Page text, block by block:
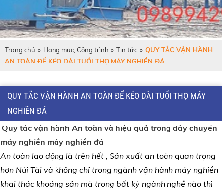
Trang chủ » Hạng mục, Công trình » Tin tức » QUY TẮC VẬN HÀNH
AN TOÀN ĐỂ KÉO DÀI TUỔI THỌ MÁY NGHIỀN ĐÁ
QUY TẮC VẬN HÀNH AN TOÀN ĐỂ KÉO DÀI TUỔI THỌ MÁY
NGHIỀN ĐÁ
Quy tắc vận hành An toàn và hiệu quả trong dây chuyền
máy nghiền máy nghiền đá
An toàn lao động là trên hết , Sản xuất an toàn quan trọng
hơn Núi Tài và không chỉ trong ngành vận hành máy nghiền
khai thác khoáng sản mà trong bất kỳ ngành nghề nào thì